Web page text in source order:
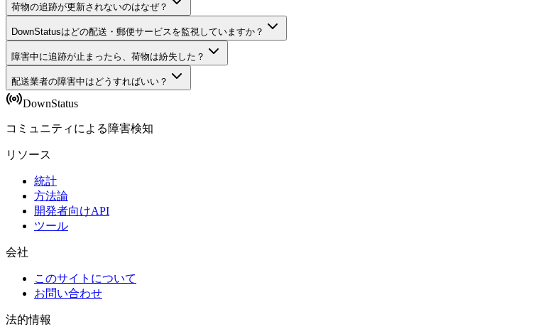
荷物の追跡が更新されないのはなぜ？
DownStatusはどの配送・郵便サービスを監視していますか？
障害中に追跡が止まったら、荷物は紛失した？
配送業者の障害中はどうすればいい？
DownStatus
コミュニティによる障害検知
リソース
統計
方法論
開発者向けAPI
ツール
会社
このサイトについて
お問い合わせ
法的情報